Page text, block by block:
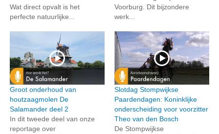
Wat direct opvalt is het
perfecte natuurlijke...
Voorburg. Dit bijzondere
werk...
Groot onderhoud van
houtzaagmolen De
Salamander deel 2
In dit tweede deel van onze
reportage over
Slotdag Stompwijkse
Paardendagen: Koninklijke
onderscheiding voor voorzitter
Theo van den Bosch
De Stompwijkse